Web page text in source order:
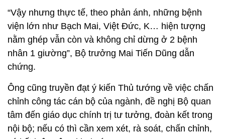
“Vậy nhưng thực tế, theo phản ánh, những bệnh
viện lớn như Bạch Mai, Việt Đức, K… hiện tượng
nằm ghép vẫn còn và không chỉ dừng ở 2 bệnh
nhân 1 giường”, Bộ trưởng Mai Tiến Dũng dẫn
chứng.
Ông cũng truyền đạt ý kiến Thủ tướng về việc chấn
chỉnh công tác cán bộ của ngành, đề nghị Bộ quan
tâm đến giáo dục chính trị tư tưởng, đoàn kết trong
nội bộ; nếu có thì cần xem xét, rà soát, chấn chỉnh,